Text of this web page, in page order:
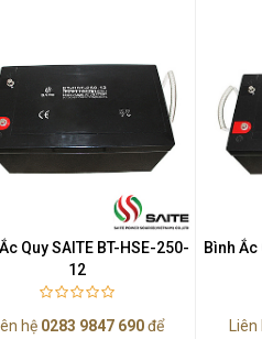
Quy SAITE BT-HSE-250-
12
hệ 0283 9847 690để
Bình Ắc